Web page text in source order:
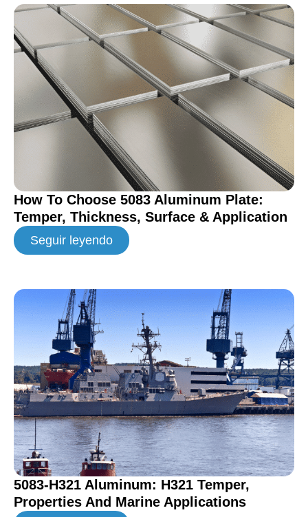
How To Choose 5083 Aluminum Plate:
Temper, Thickness, Surface & Application
Seguir leyendo
5083-H321 Aluminum: H321 Temper,
Properties And Marine Applications